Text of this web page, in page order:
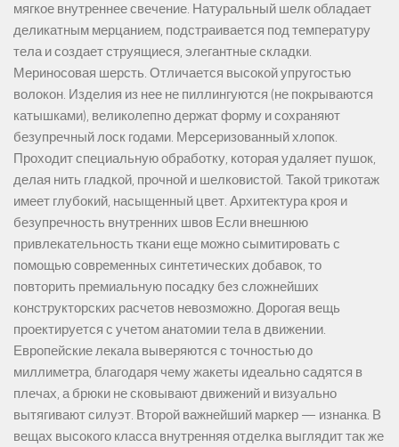
мягкое внутреннее свечение. Натуральный шелк обладает
деликатным мерцанием, подстраивается под температуру
тела и создает струящиеся, элегантные складки.
Мериносовая шерсть. Отличается высокой упругостью
волокон. Изделия из нее не пиллингуются (не покрываются
катышками), великолепно держат форму и сохраняют
безупречный лоск годами. Мерсеризованный хлопок.
Проходит специальную обработку, которая удаляет пушок,
делая нить гладкой, прочной и шелковистой. Такой трикотаж
имеет глубокий, насыщенный цвет. Архитектура кроя и
безупречность внутренних швов Если внешнюю
привлекательность ткани еще можно сымитировать с
помощью современных синтетических добавок, то
повторить премиальную посадку без сложнейших
конструкторских расчетов невозможно. Дорогая вещь
проектируется с учетом анатомии тела в движении.
Европейские лекала выверяются с точностью до
миллиметра, благодаря чему жакеты идеально садятся в
плечах, а брюки не сковывают движений и визуально
вытягивают силуэт. Второй важнейший маркер — изнанка. В
вещах высокого класса внутренняя отделка выглядит так же